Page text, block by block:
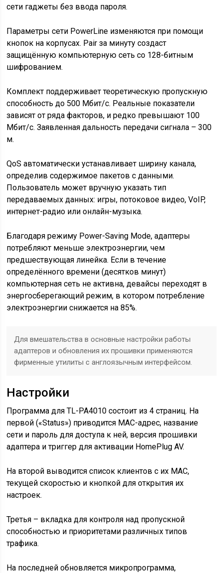
сети гаджеты без ввода пароля.
Параметры сети PowerLine изменяются при помощи
кнопок на корпусах. Pair за минуту создаст
защищённую компьютерную сеть со 128-битным
шифрованием.
Комплект поддерживает теоретическую пропускную
способность до 500 Мбит/с. Реальные показатели
зависят от ряда факторов, и редко превышают 100
Мбит/с. Заявленная дальность передачи сигнала – 300
м.
QoS автоматически устанавливает ширину канала,
определив содержимое пакетов с данными.
Пользователь может вручную указать тип
передаваемых данных: игры, потоковое видео, VoIP,
интернет-радио или онлайн-музыка.
Благодаря режиму Power-Saving Mode, адаптеры
потребляют меньше электроэнергии, чем
предшествующая линейка. Если в течение
определённого времени (десятков минут)
компьютерная сеть не активна, девайсы переходят в
энергосберегающий режим, в котором потребление
электроэнергии снижается на 85%.
Для вмешательства в основные настройки работы
адаптеров и обновления их прошивки применяются
фирменные утилиты с англоязычным интерфейсом.
Настройки
Программа для TL-PA4010 состоит из 4 страниц. На
первой («Status») приводится MAC-адрес, название
сети и пароль для доступа к ней, версия прошивки
адаптера и триггер для активации HomePlug AV.
На второй выводится список клиентов с их MAC,
текущей скоростью и кнопкой для открытия их
настроек.
Третья – вкладка для контроля над пропускной
способностью и приоритетами различных типов
трафика.
На последней обновляется микропрограмма,